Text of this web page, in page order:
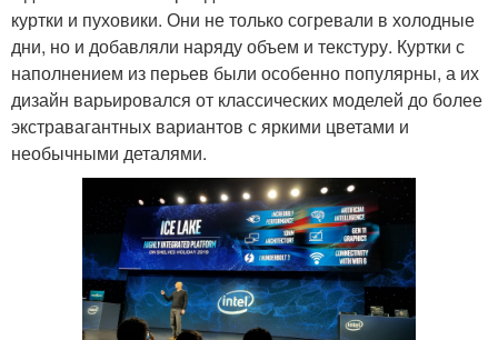
куртки и пуховики. Они не только согревали в холодные
дни, но и добавляли наряду объем и текстуру. Куртки с
наполнением из перьев были особенно популярны, а их
дизайн варьировался от классических моделей до более
экстравагантных вариантов с яркими цветами и
необычными деталями.